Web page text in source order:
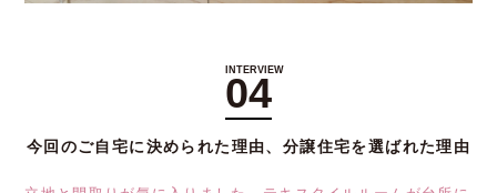
04
今回のご自宅に決められた理由、分譲住宅を選ばれた理由